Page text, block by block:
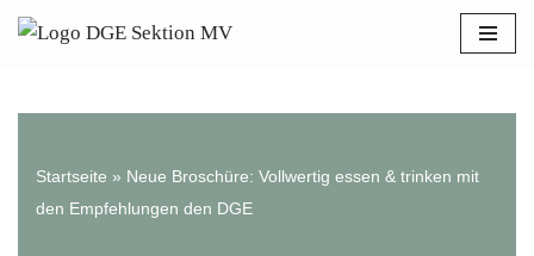
Bitte
beachten
Diese
enthältStartseite » Neue Broschüre: Vollwertig essen & trinken mit
den Empfehlungen den DGE